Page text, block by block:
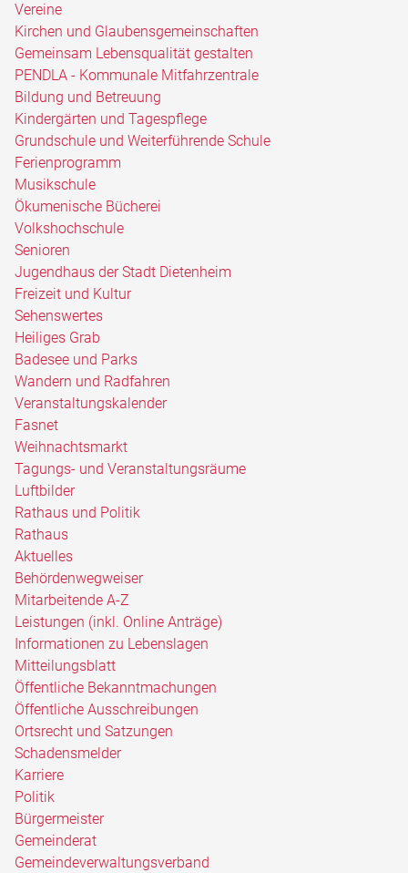
Vereine
Kirchen und Glaubensgemeinschaften
Gemeinsam Lebensqualität gestalten
PENDLA - Kommunale Mitfahrzentrale
Bildung und Betreuung
Kindergärten und Tagespflege
Grundschule und Weiterführende Schule
Ferienprogramm
Musikschule
Ökumenische Bücherei
Volkshochschule
Senioren
Jugendhaus der Stadt Dietenheim
Freizeit und Kultur
Sehenswertes
Heiliges Grab
Badesee und Parks
Wandern und Radfahren
Veranstaltungskalender
Fasnet
Weihnachtsmarkt
Tagungs- und Veranstaltungsräume
Luftbilder
Rathaus und Politik
Rathaus
Aktuelles
Behördenwegweiser
Mitarbeitende A-Z
Leistungen (inkl. Online Anträge)
Informationen zu Lebenslagen
Mitteilungsblatt
Öffentliche Bekanntmachungen
Öffentliche Ausschreibungen
Ortsrecht und Satzungen
Schadensmelder
Karriere
Politik
Bürgermeister
Gemeinderat
Gemeindeverwaltungsverband